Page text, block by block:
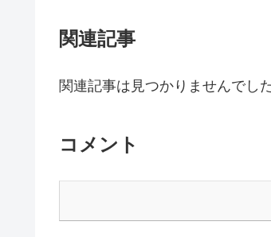
関連記事
関連記事は見つかりませんでした
コメント